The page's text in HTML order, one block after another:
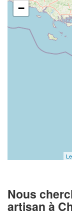
−
Nous
artisan à